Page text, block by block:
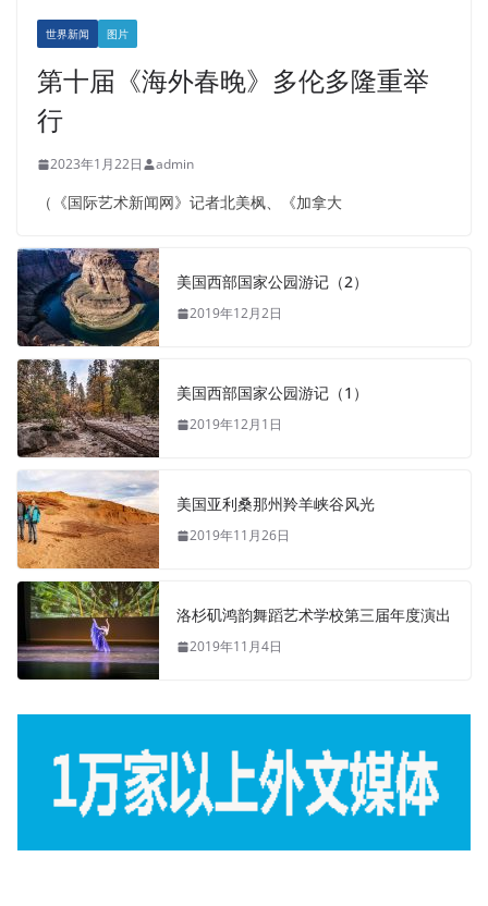
世界新闻 图片
第十届《海外春晚》多伦多隆重举
行
2023年1月22日 admin
（《国际艺术新闻网》记者北美枫、《加拿大
美国西部国家公园游记（2）
2019年12月2日
美国西部国家公园游记（1）
2019年12月1日
美国亚利桑那州羚羊峡谷风光
2019年11月26日
洛杉矶鸿韵舞蹈艺术学校第三届年度演出
2019年11月4日